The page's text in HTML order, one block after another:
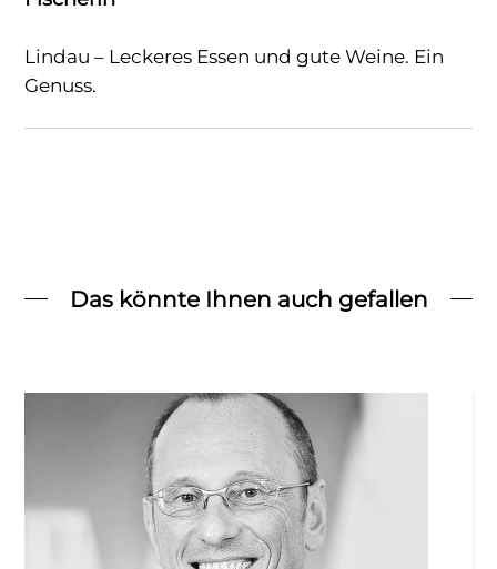
Lindau – Leckeres Essen und gute Weine. Ein
Genuss.
Das könnte Ihnen auch gefallen